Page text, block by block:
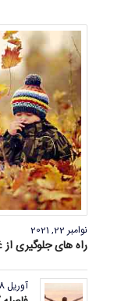
نوامبر 22, 2021
راه های جلوگیری
آوریل 28, 2021